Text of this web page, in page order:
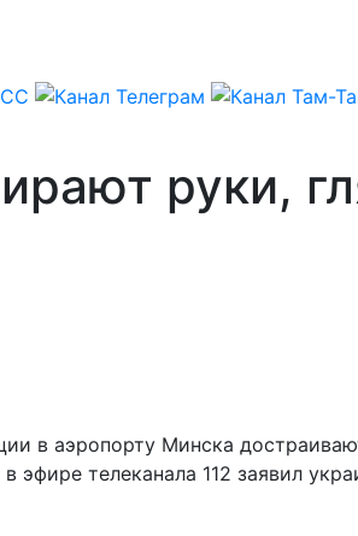
руки,
в аэропорту Минска
телеканала 112 заявил